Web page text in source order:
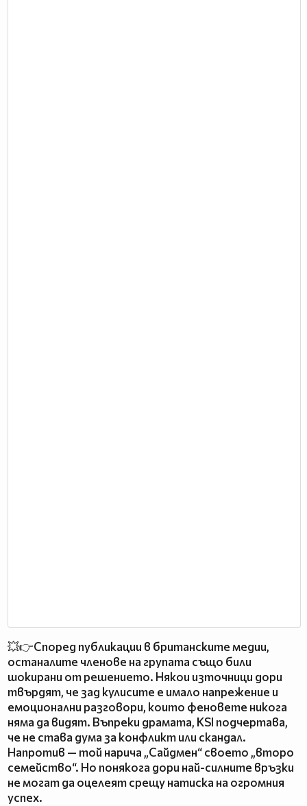
💥👉Според публикации в британските медии,
останалите членове на групата също били
шокирани от решението. Някои източници дори
твърдят, че зад кулисите е имало напрежение и
емоционални разговори, които феновете никога
няма да видят. Въпреки драмата, KSI подчертава,
че не става дума за конфликт или скандал.
Напротив — той нарича „Сайдмен“ своето „второ
семейство“. Но понякога дори най-силните връзки
не могат да оцелеят срещу натиска на огромния
успех.